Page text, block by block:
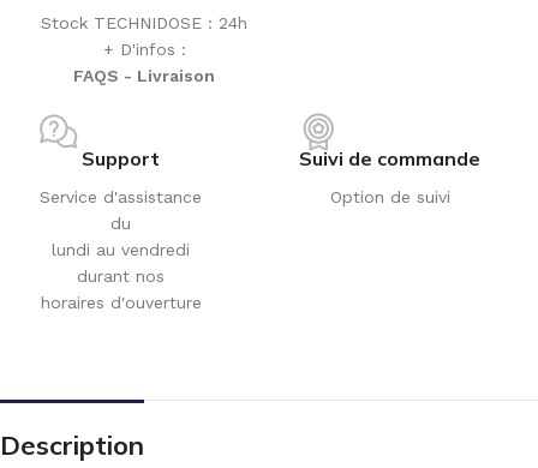
Stock TECHNIDOSE : 24h
+ D'infos :
FAQS - Livraison
Support
Service d'assistance
du
lundi au vendredi
durant nos
horaires d'ouverture
Suivi de commande
Option de suivi
Description